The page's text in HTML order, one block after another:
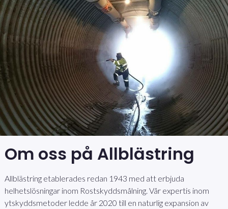
Om oss på Allblästring
Allblästring etablerades redan 1943 med att erbjuda
helhetslösningar inom Rostskyddsmålning. Vår expertis inom
ytskyddsmetoder ledde år 2020 till en naturlig expansion av